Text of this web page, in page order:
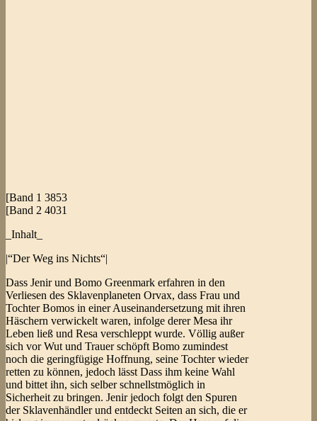
[Band 1 3853
[Band 2 4031
_Inhalt_
|“Der Weg ins Nichts“|
Dass Jenir und Bomo Greenmark erfahren in den
Verliesen des Sklavenplaneten Orvax, dass Frau und
Tochter Bomos in einer Auseinandersetzung mit ihren
Häschern verwickelt waren, infolge derer Mesa ihr
Leben ließ und Resa verschleppt wurde. Völlig außer
sich vor Wut und Trauer schöpft Bomo zumindest
noch die geringfügige Hoffnung, seine Tochter wieder
retten zu können, jedoch lässt Dass ihm keine Wahl
und bittet ihn, sich selber schnellstmöglich in
Sicherheit zu bringen. Jenir jedoch folgt den Spuren
der Sklavenhändler und entdeckt Seiten an sich, die er